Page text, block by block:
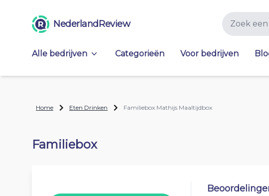
NederlandReview
Alle bedrijven Categorieën Voor bedrijven
Home Eten Drinken Familiebox Mathijs Maaltijdbox
Familiebox